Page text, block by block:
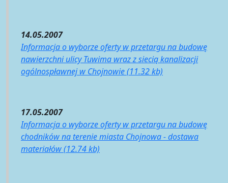
14.05.2007
Informacja o wyborze oferty w przetargu na budowę
nawierzchni ulicy Tuwima wraz z siecią kanalizacji
ogólnospławnej w Chojnowie (11.32 kb)
17.05.2007
Informacja o wyborze oferty w przetargu na budowę
chodników na terenie miasta Chojnowa - dostawa
materiałów (12.74 kb)